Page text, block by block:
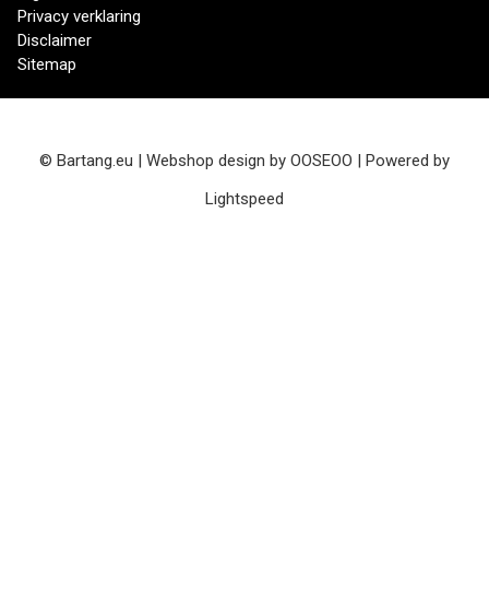
Privacy verklaring
Disclaimer
Sitemap
© Bartang.eu | Webshop design by OOSEOO | Powered by
Lightspeed